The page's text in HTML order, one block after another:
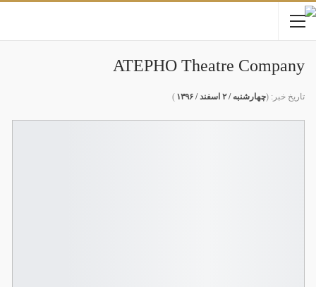
ATEPHO Theatre Company
تاریخ خبر: (چهارشنبه / ۲ اسفند / ۱۳۹۶ )